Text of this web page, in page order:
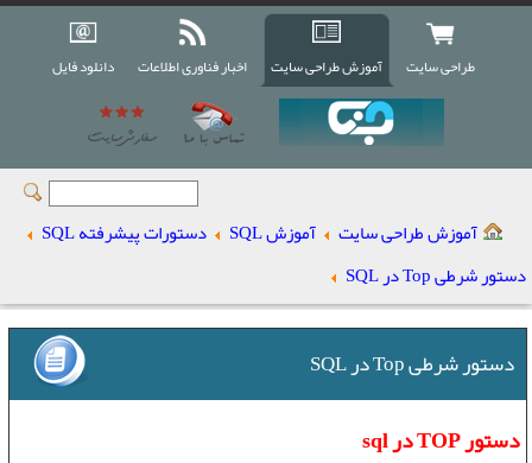
طراحی سایت آموزش طراحی سایت اخبار فناوری اطلاعات دانلود فایل
آموزش طراحی سایت آموزش SQL
دستورات پیشرفته SQL
دستور شرطی Top در SQL
دستور شرطی Top در SQL
دستور TOP در sql